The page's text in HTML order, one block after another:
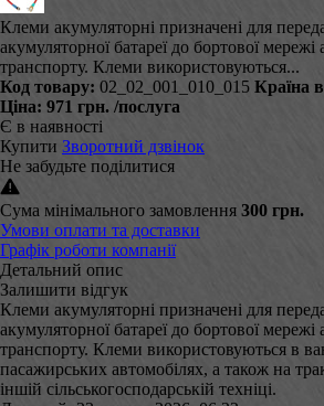
Клеми акумуляторні призначені для
акумуляторної батареї до бортової мережі
транспорту. Клеми використовуються...
Код товару: 02_02_001_010_015 Країна
Ціна: 971 грн. /послуга
Є в наявності
Купити Зворотний дзвінок
Не забудьте поділитися
Сума мінімального замовлення 300 грн.
Умови оплати та доставки
Графік роботи компанії
Детальний опис
Залишити відгук
Клеми акумуляторні призначені для
акумуляторної батареї до бортової мережі
транспорту. Клеми використовуються в
пасажирських автомобілях, а також на
іншій сільськогосподарській техніці.